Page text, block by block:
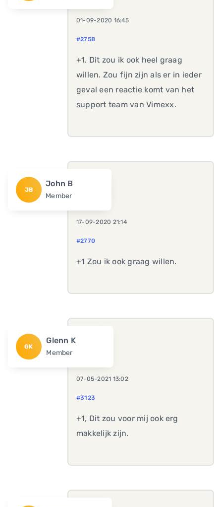
01-09-2020 16:45
#2758
+1. Dit zou ik ook heel graag
willen. Zou fijn zijn als er in ieder
geval een reactie komt van het
support team van Vimexx.
JB
John B
Member
17-09-2020 21:14
#2770
+1 Zou ik ook graag willen.
GK
Glenn K
Member
07-05-2021 13:02
#3123
+1, Dit zou voor mij ook erg
makkelijk zijn.